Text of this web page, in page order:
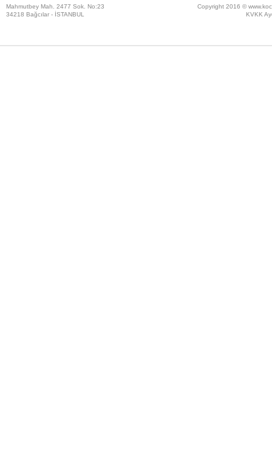
Mahmutbey Mah. 2477 Sok. No:23
34218 Bağcılar - İSTANBUL
Copyright 2016 ©
KVKK